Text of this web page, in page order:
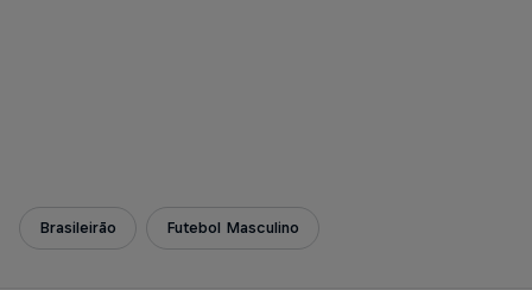
Brasileirão Futebol Masculino